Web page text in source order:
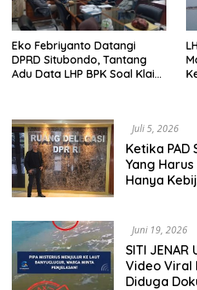
Eko Febriyanto Datangi
DPRD Situbondo, Tantang
Adu Data LHP BPK Soal Klaim
Juli 5, 2026
Ketika PAD
Yang
Hanya
Juni 19, 2026
SITI
Video Viral
Diduga